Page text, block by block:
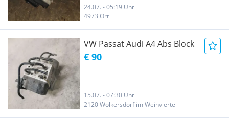
24.07. - 05:19 Uhr
4973 Ort
VW Passat Audi A4 Abs Block
€ 90
15.07. - 07:30 Uhr
2120 Wolkersdorf im Weinviertel